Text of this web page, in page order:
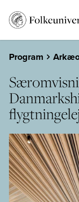
Program